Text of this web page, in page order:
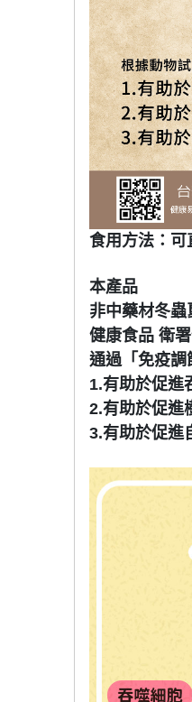
食用方法：可
本產品
非中藥材冬蟲
健康食品 衛
通過「免疫調
1.有助於促進
2.有助於促進
3.有助於促進